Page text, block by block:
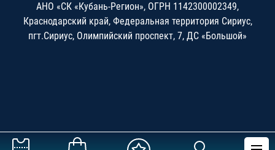
АНО «СК «Кубань-Регион», ОГРН 1142300002349,
Краснодарский край, Федеральная территория Сириус,
пгт.Сириус, Олимпийский проспект, 7, ДС «Большой»